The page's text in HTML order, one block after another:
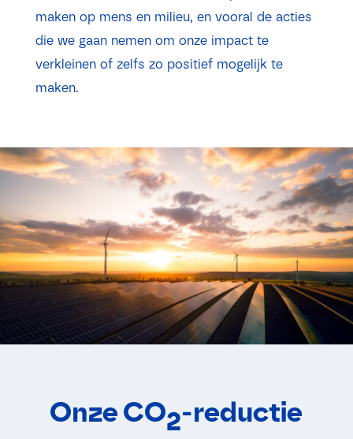
maken op mens en milieu, en vooral de acties
die we gaan nemen om onze impact te
verkleinen of zelfs zo positief mogelijk te
maken.
Onze CO2-reductie